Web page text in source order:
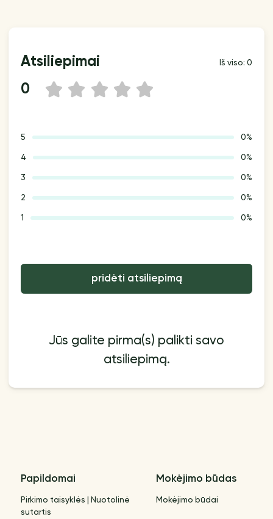
Atsiliepimai Iš viso: 0
0 5
4
3
2
1
5 0%
4 0%
3 0%
2 0%
1 0%
pridėti atsiliepimą
Jūs galite pirma(s) palikti savo
atsiliepimą.
Papildomai
Pirkimo taisyklės | Nuotolinė
sutartis
Mokėjimo būdas
Mokėjimo būdai